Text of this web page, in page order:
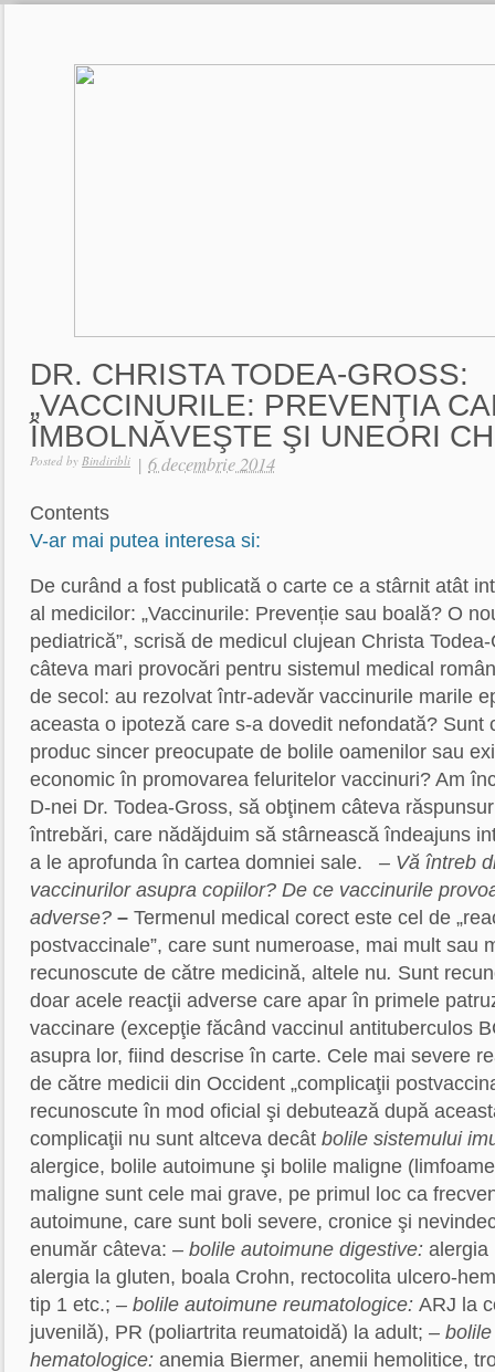
DR. CHRISTA TODEA-GROSS:
„VACCINURILE: PREVENŢIA
ÎMBOLNĂVEŞTE ŞI UNEORI
Posted by Bindiribli | 6 decembrie 2014
Contents
V-ar mai putea interesa si:
De curând a fost publicată o carte ce a stârnit atât
al medicilor: „Vaccinurile: Prevenție sau boală? O
pediatrică”, scrisă de medicul clujean Christa
câteva mari provocări pentru sistemul medical
de secol: au rezolvat într-adevăr vaccinurile marile
aceasta o ipoteză care s-a dovedit nefondată? Sunt
produc sincer preocupate de bolile oamenilor sau
economic în promovarea feluritelor vaccinuri? Am
D-nei Dr. Todea-Gross, să obţinem câteva
întrebări, care nădăjduim să stârnească îndeajuns
a le aprofunda în cartea domniei sale. – Vă întreb
vaccinurilor asupra copiilor? De ce vaccinurile
adverse? – Termenul medical corect este cel de
postvaccinale”, care sunt numeroase, mai mult sau
recunoscute de către medicină, altele nu. Sunt
doar acele reacţii adverse care apar în primele
vaccinare (excepţie făcând vaccinul antituberculos
asupra lor, fiind descrise în carte. Cele mai severe
de către medicii din Occident „complicaţii
recunoscute în mod oficial şi debutează după
complicaţii nu sunt altceva decât bolile sistemului
alergice, bolile autoimune şi bolile maligne
maligne sunt cele mai grave, pe primul loc ca
autoimune, care sunt boli severe, cronice şi
enumăr câteva: – bolile autoimune digestive: alergia
alergia la gluten, boala Crohn, rectocolita ulcero-
tip 1 etc.; – bolile autoimune reumatologice: ARJ la
juvenilă), PR (poliartrita reumatoidă) la adult; –
hematologice: anemia Biermer, anemii hemolitice,